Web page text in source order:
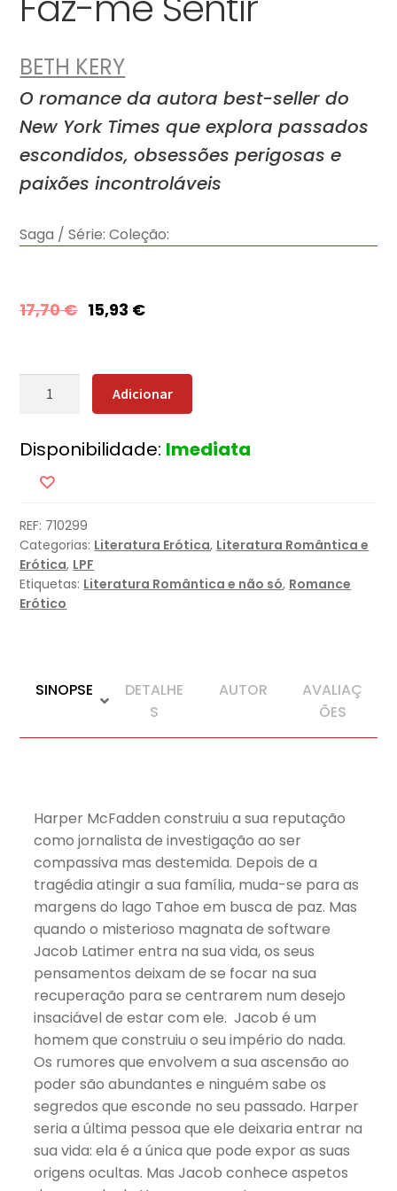
BETH KERY
O romance da autora best-seller do
New York Times que explora passados
escondidos, obsessões perigosas e
paixões incontroláveis
Saga / Série: Coleção:
17,70€ 15,93 €
Quantidade
me
Sentir
Adicionar
Disponibilidade: Imediata
REF: 710299
Categorias: Literatura Erótica, Literatura Romântica e
Erótica, LPF
Etiquetas: Literatura Romântica e não só, Romance
Erótico
SINOPSE
DETALHE
S
AUTOR
AVALIAÇ
ÕES
Harper McFadden construiu a sua reputação
como jornalista de investigação ao ser
compassiva mas destemida. Depois de a
tragédia atingir a sua família, muda-se para as
margens do lago Tahoe em busca de paz. Mas
quando o misterioso magnata de software
Jacob Latimer entra na sua vida, os seus
pensamentos deixam de se focar na sua
recuperação para se centrarem num desejo
insaciável de estar com ele. Jacob é um
homem que construiu o seu império do nada.
Os rumores que envolvem a sua ascensão ao
poder são abundantes e ninguém sabe os
segredos que esconde no seu passado. Harper
seria a última pessoa que ele deixaria entrar na
sua vida: ela é a única que pode expor as suas
origens ocultas. Mas Jacob conhece aspetos